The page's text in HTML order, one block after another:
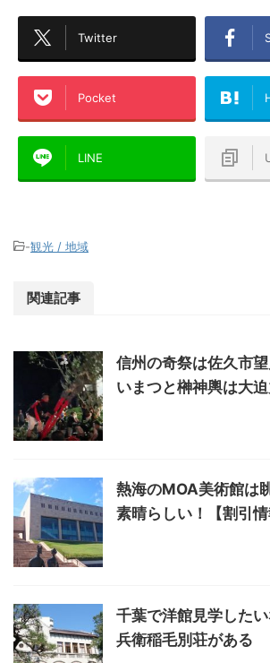
Twitter
Pocket
LINE
-観光 / 地域
関連記事
信州の奇祭は佐久市
いまつと榊神輿は大迫
熱海のMOA美術館は
素晴らしい！【割引情
千葉で洋館見学した
兵衛稲毛別荘がある